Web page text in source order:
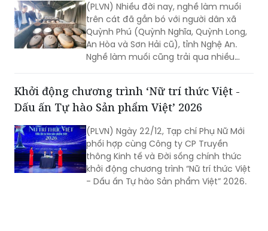
(PLVN) Nhiều đời nay, nghề làm muối
trên cát đã gắn bó với người dân xã
Quỳnh Phú (Quỳnh Nghĩa, Quỳnh Long,
An Hòa và Sơn Hải cũ), tỉnh Nghệ An.
Nghề làm muối cũng trải qua nhiều
Những năm gần đây, sau khi quy hoạch
lại vùng sản xuất muối, nghề làm muối
ứng dụng khoa học kỹ thuật đưa muối
đi đến nhiều tỉnh, thành khắp cả nước
và có giá trị cao.
Khởi động chương trình ‘Nữ trí thức Việt -
Dấu ấn Tự hào Sản phẩm Việt’ 2026
(PLVN) Ngày 22/12, Tạp chí Phụ Nữ Mới
phối hợp cùng Công ty CP Truyền
thông Kinh tế và Đời sống chính thức
khởi động chương trình “Nữ trí thức Việt
- Dấu ấn Tự hào Sản phẩm Việt” 2026.